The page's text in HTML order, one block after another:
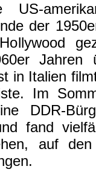
der
Jahren
in Italien
Im
DDR-
fand
auf